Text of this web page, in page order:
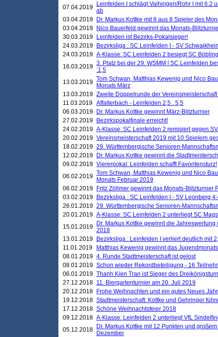
07.04.2019
Leinfelden I schlägt Vaihingen/Rohr I mit 6:2
ab
03.04.2019
Dr. Markus Kottke mit 8 aus 8 Spieler des
03.04.2019
Nico Bauerfeld gewinnt das Monats-
30.03.2019
Leinfelden ist Bezirks-Pokalsieger!
24.03.2019
Bezirksliga : SC Leinfelden I - SV
24.03.2019 A-Klasse: SC Leinfelden 2 besiegt SC
16.03.2019 3. Platz bei der 29. WSMM ! SC Leinfelden
:1,5
13.03.2019 Tom Schwan, Matthias Kewenig und Nico
Monats März
13.03.2019 Zweite Doppelrunde der
11.03.2019 Affalterbach - Leinfelden 2,5 . 5,5
06.03.2019
Dr. Markus Kottke gewinnt März-Blitzturnier
27.02.2019
Bezirkspokalfinale erreicht!
24.02.2019 A-Klasse: SC Leinfelden 2 remisiert gegen
20.02.2019 Vereinsmeisterschaft 2019 mit 10 Spielern
18.02.2019 29. Württembergische Senioren-
12.02.2019
Dr. Markus Kottke gewinnt die
09.02.2019 Viererpokal: Leinfelden schafft Favoritensturz!
06.02.2019 Tom Schwan, Matthias Kewenig und Nico
Monats Februar 2019
06.02.2019
Fritz Zöllmer gewinnt das Monats-Blitzturnier
03.02.2019
Bezirksliga : SC Leinfelden I - SV Leonberg
26.01.2019 29. Württembergische Senioren-
20.01.2019 A-Klasse: SC Leinfelden 2 unterliegt SC
15.01.2019
Dr. Markus Kottke gewinnt die
2018
13.01.2019
Bezirksliga : Leinfelden I verliert deutlich mit
11.01.2019
Matthias Kewenig gewinnt das
08.01.2019 4. Runde Stadtmeisterschaft ist gelost
08.01.2019 Schon wieder Rekordbeteiligung - 16
06.01.2019 Thanh Kien Tran ist Sieger des
27.12.2018 11. Biergartenturnier am 20. Juli 2019
20.12.2018
Frohe Weihnachten und ein gutes Neues
19.12.2018 Stadtmeisterschaft: Kottke und Gehringer
17.12.2018 Schöne Weihnachtsfeier 2018
09.12.2018 A-Klasse: Leinfelden 2 unterliegt VfL
05.12.2018
Dr. Markus Kottke mit 12 Punkten und
Dezember